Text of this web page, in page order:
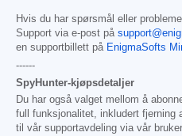
Hvis du har spørsmål eller
Support via e-post på
en supportbillett på EnigmaSofts
------
SpyHunter-kjøpsdetaljer
Du har også valget mellom å
full funksjonalitet, inkludert fjerning
til vår supportavdeling via vår